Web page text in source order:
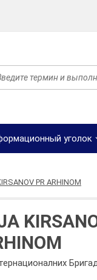
уголок
PR ARHINOM